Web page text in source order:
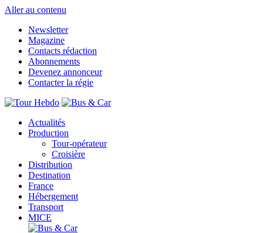
Aller au contenu
Newsletter
Magazine
Contacts rédaction
Abonnements
Devenez annonceur
Contacter la régie
Actualités
Production
Tour-opérateur
Croisière
Distribution
Destination
France
Hébergement
Transport
MICE